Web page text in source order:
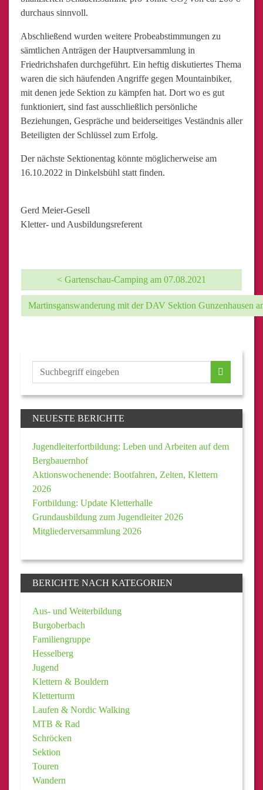
durchaus sinnvoll.
Abschließend wurden weitere Probeabstimmungen zu
sämtlichen Anträgen der Hauptversammlung in
Friedrichshafen durchgeführt. Ein heftig diskutiertes Thema
waren die sich häufenden Angriffe gegen Mountainbiker,
mit denen jede Sektion zu kämpfen hat. Dort wo es gut
funktioniert, sind fast ausschließlich persönliche
Beziehungen, Gespräche und beiderseitiges Veständnis aller
Beteiligten der Schlüssel zum Erfolg.
Der nächste Sektionentag könnte möglicherweise am
16.10.2022 in Dinkelsbühl statt finden.
Gerd Meier-Gesell
Kletter- und Ausbildungsreferent
< Gartenschau-Camping am 07.08.2021
Martinsganswanderung mit der DAV Sektion Gunzenhausen
NEUESTE BERICHTE
Jugendleiterfortbildung: Leben und Arbeiten auf dem
Bergbauernhof
Aktionswochenende: Bootfahren, Zelten, Klettern
2026
Fortbildung: Update Kletterhalle
Grundausbildung zum Jugendleiter 2026
Mitgliederversammlung 2026
BERICHTE NACH KATEGORIEN
Aus- und Weiterbildung
Burgoberbach
Familiengruppe
Hesselberg
Jugend
Klettern & Bouldern
Kletterturm
Laufen & Nordic Walking
MTB & Rad
Schröcken
Sektion
Touren
Wandern